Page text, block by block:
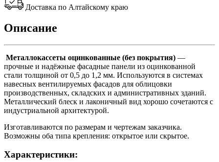
Доставка по Алтайскому краю
Описание
Металлокассеты оцинкованные (без покрытия) —
прочные и надёжные фасадные панели из оцинкованной
стали толщиной от 0,5 до 1,2 мм. Используются в системах
навесных вентилируемых фасадов для облицовки
производственных, складских и административных зданий.
Металлический блеск и лаконичный вид хорошо сочетаются с
индустриальной архитектурой.
Изготавливаются по размерам и чертежам заказчика.
Возможны оба типа крепления: открытое или скрытое.
Характеристики: